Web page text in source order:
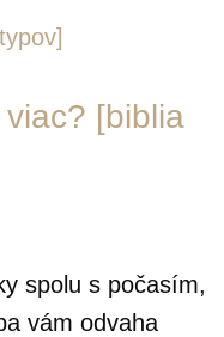
[biblia
spolu s počasím,
vám odvaha